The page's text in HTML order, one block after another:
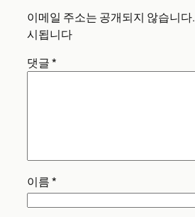
이메일 주소는 공개되지 않습니다.
시됩니다
댓글*
이름*